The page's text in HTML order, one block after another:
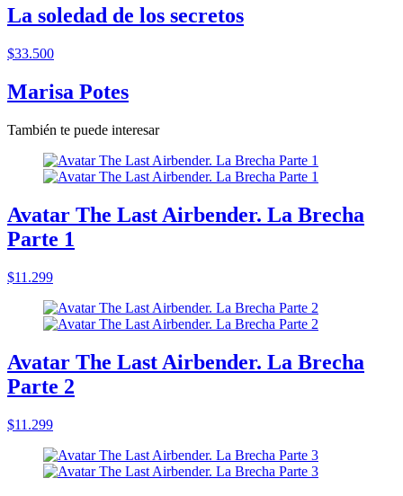
La soledad de los secretos
$33.500
Marisa Potes
También te puede interesar
Avatar The Last Airbender. La Brecha
Parte 1
$11.299
Avatar The Last Airbender. La Brecha
Parte 2
$11.299